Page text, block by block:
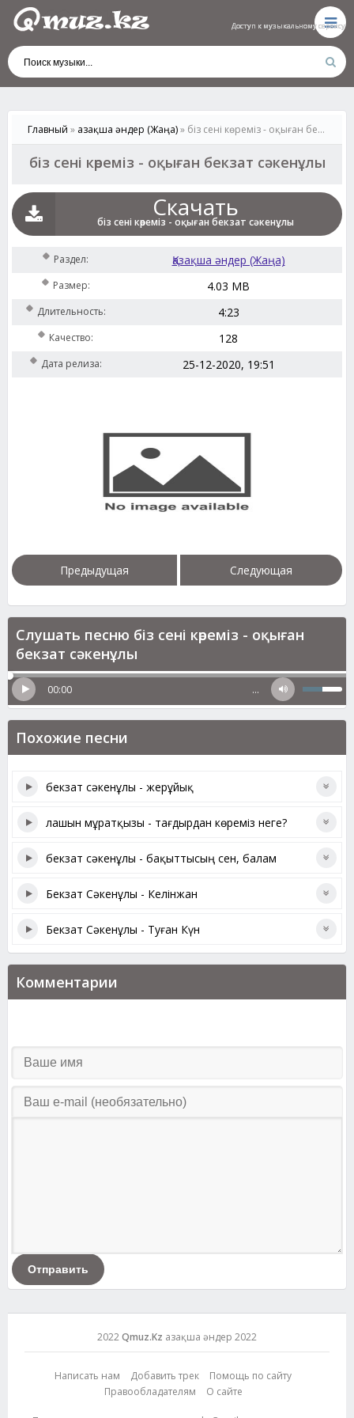
Главный » Қазақша әндер (Жаңа)» біз сені көреміз - оқыған бекзат сәкенұлы
біз сені көреміз - оқыған бекзат сәкенұлы
Скачать
біз сені көреміз - оқыған бекзат сәкенұлы
Раздел: Қазақша әндер (Жаңа)
Размер: 4.03 MB
Длительность: 4:23
Качество: 128
Дата релиза: 25-12-2020, 19:51
Предыдущая Следующая
Слушать песню біз сені көреміз - оқыған
бекзат сәкенұлы
00:00 …
Похожие песни
бекзат сәкенұлы - жерұйық
Доступ к музыкальному сервису
лашын мұратқызы - тағдырдан көреміз неге?
Доступ к музыкальному сервису
бекзат сәкенұлы - бақыттысың сен, балам
Доступ к музыкальному сервису
Бекзат Сәкенұлы - Келінжан
Доступ к музыкальному сервису
Бекзат Сәкенұлы - Туған Күн
Доступ к музыкальному сервису
Комментарии
Отправить
2022Qmuz.Kz Қазақша әндер 2022
Написать нам Добавить трек
Помощь по сайту
Правообладателям
О сайте